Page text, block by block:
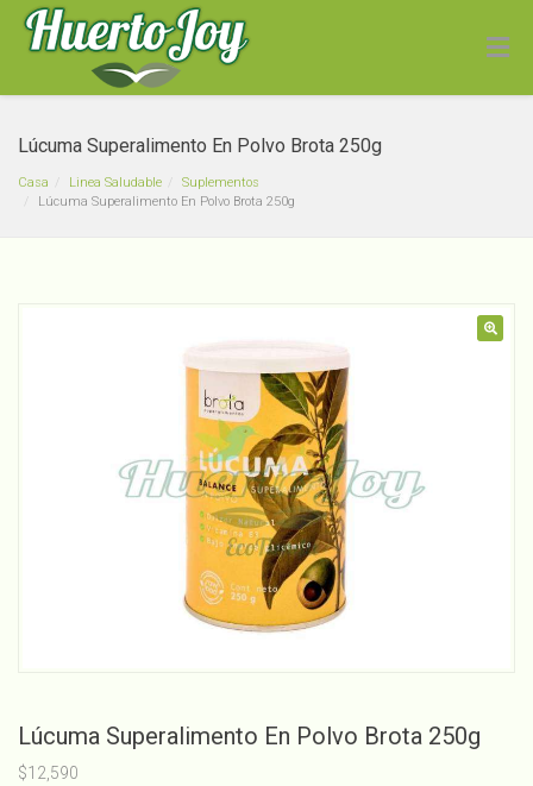
Lúcuma Superalimento En Polvo Brota 250g
Casa Linea Saludable
Suplementos
Lúcuma Superalimento En Polvo Brota 250g
Lúcuma Superalimento En Polvo Brota 250g
$12,590
Didáctico Madera
Transportes
$7,000
+ ADD